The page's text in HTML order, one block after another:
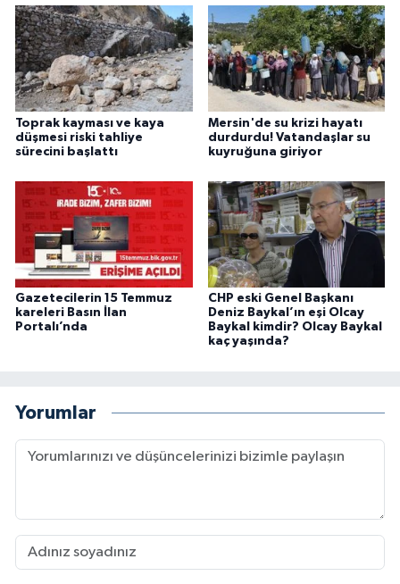
Toprak kayması ve kaya
düşmesi riski tahliye
sürecini başlattı
Mersin'de su krizi hayatı
durdurdu! Vatandaşlar su
kuyruğuna giriyor
Gazetecilerin 15 Temmuz
kareleri Basın İlan
Portalı’nda
CHP eski Genel Başkanı
Deniz Baykal’ın eşi Olcay
Baykal kimdir? Olcay Baykal
kaç yaşında?
Yorumlar